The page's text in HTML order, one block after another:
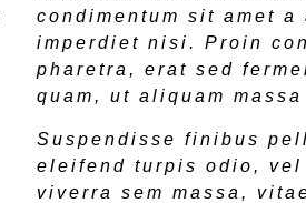
condimentum sit amet
imperdiet nisi. Proin
pharetra, erat sed
quam, ut aliquam
Suspendisse finibus
eleifend turpis odio, vel
viverra sem massa,